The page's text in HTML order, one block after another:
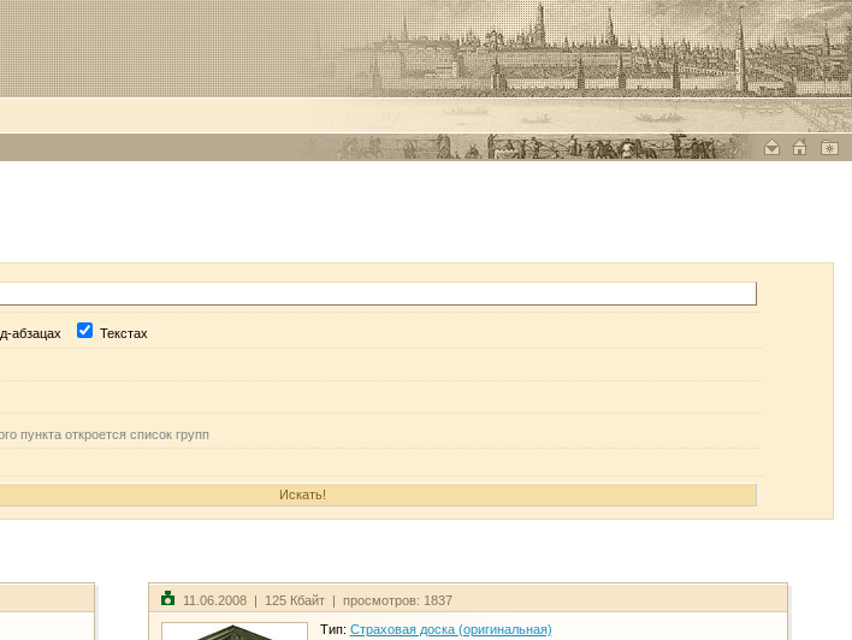
абзацах Текстах
пункта откроется список групп
11.06.2008 | 125 Кбайт | просмотров: 1837
Тип: Страховая доска (оригинальная)